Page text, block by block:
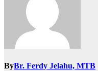
ByBr. Ferdy Jelahu, MTB